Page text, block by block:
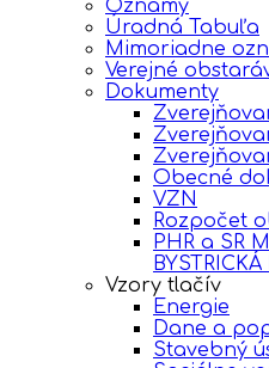
Oznamy
Úradná Tabuľa
Mimoriadne
Verejné
Dokumenty
Obecné
VZN
Rozpočet
PHR a SR
Vzory tlačív
Energie
Dane a
Stavebný